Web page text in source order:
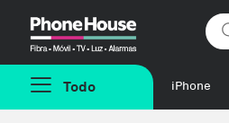
Todo iPhone